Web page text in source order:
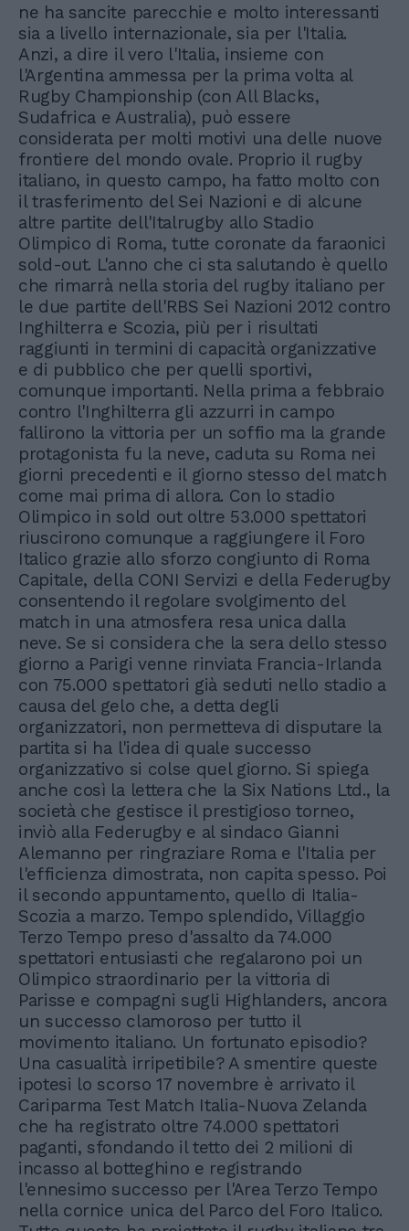
ne ha sancite parecchie e molto interessanti
sia a livello internazionale, sia per l'Italia.
Anzi, a dire il vero l'Italia, insieme con
l'Argentina ammessa per la prima volta al
Rugby Championship (con All Blacks,
Sudafrica e Australia), può essere
considerata per molti motivi una delle nuove
frontiere del mondo ovale. Proprio il rugby
italiano, in questo campo, ha fatto molto con
il trasferimento del Sei Nazioni e di alcune
altre partite dell'Italrugby allo Stadio
Olimpico di Roma, tutte coronate da faraonici
sold-out. L'anno che ci sta salutando è quello
che rimarrà nella storia del rugby italiano per
le due partite dell'RBS Sei Nazioni 2012 contro
Inghilterra e Scozia, più per i risultati
raggiunti in termini di capacità organizzative
e di pubblico che per quelli sportivi,
comunque importanti. Nella prima a febbraio
contro l'Inghilterra gli azzurri in campo
fallirono la vittoria per un soffio ma la grande
protagonista fu la neve, caduta su Roma nei
giorni precedenti e il giorno stesso del match
come mai prima di allora. Con lo stadio
Olimpico in sold out oltre 53.000 spettatori
riuscirono comunque a raggiungere il Foro
Italico grazie allo sforzo congiunto di Roma
Capitale, della CONI Servizi e della Federugby
consentendo il regolare svolgimento del
match in una atmosfera resa unica dalla
neve. Se si considera che la sera dello stesso
giorno a Parigi venne rinviata Francia-Irlanda
con 75.000 spettatori già seduti nello stadio a
causa del gelo che, a detta degli
organizzatori, non permetteva di disputare la
partita si ha l'idea di quale successo
organizzativo si colse quel giorno. Si spiega
anche così la lettera che la Six Nations Ltd., la
società che gestisce il prestigioso torneo,
inviò alla Federugby e al sindaco Gianni
Alemanno per ringraziare Roma e l'Italia per
l'efficienza dimostrata, non capita spesso. Poi
il secondo appuntamento, quello di Italia-
Scozia a marzo. Tempo splendido, Villaggio
Terzo Tempo preso d'assalto da 74.000
spettatori entusiasti che regalarono poi un
Olimpico straordinario per la vittoria di
Parisse e compagni sugli Highlanders, ancora
un successo clamoroso per tutto il
movimento italiano. Un fortunato episodio?
Una casualità irripetibile? A smentire queste
ipotesi lo scorso 17 novembre è arrivato il
Cariparma Test Match Italia-Nuova Zelanda
che ha registrato oltre 74.000 spettatori
paganti, sfondando il tetto dei 2 milioni di
incasso al botteghino e registrando
l'ennesimo successo per l'Area Terzo Tempo
nella cornice unica del Parco del Foro Italico.